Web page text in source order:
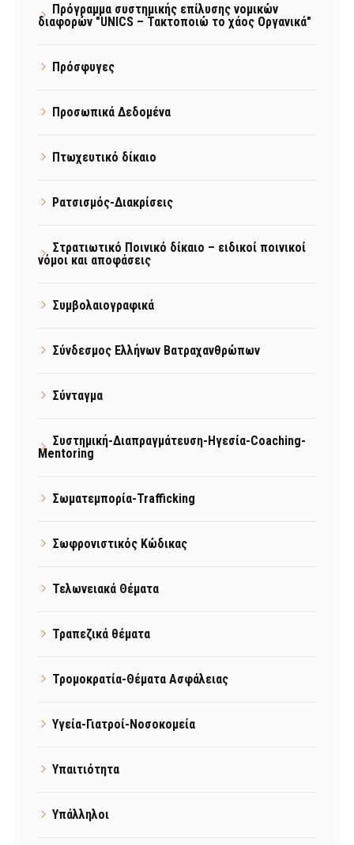
Πρόγραμμα συστημικής επίλυσης νομικών
διαφορών "UNICS – Τακτοποιώ το χάος Οργανικά"
Πρόσφυγες
Προσωπικά Δεδομένα
Πτωχευτικό δίκαιο
Ρατσισμός-Διακρίσεις
Στρατιωτικό Ποινικό δίκαιο – ειδικοί ποινικοί
νόμοι και αποφάσεις
Συμβολαιογραφικά
Σύνδεσμος Ελλήνων Βατραχανθρώπων
Σύνταγμα
Συστημική-Διαπραγμάτευση-Ηγεσία-Coaching-
Mentoring
Σωματεμπορία-Trafficking
Σωφρονιστικός Κώδικας
Τελωνειακά Θέματα
Τραπεζικά θέματα
Τρομοκρατία-Θέματα Ασφάλειας
Υγεία-Γιατροί-Νοσοκομεία
Υπαιτιότητα
Υπάλληλοι